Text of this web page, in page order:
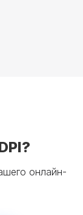
онлайн-